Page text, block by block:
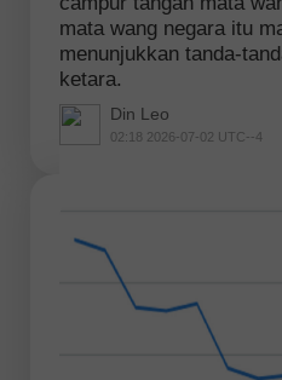
mata wang negara itu
menunjukkan tanda-
ketara.
Din Leo
02:18 2026-07-02 UTC--4